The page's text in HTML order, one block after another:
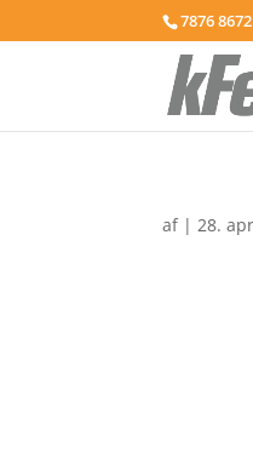
7876
af |28.